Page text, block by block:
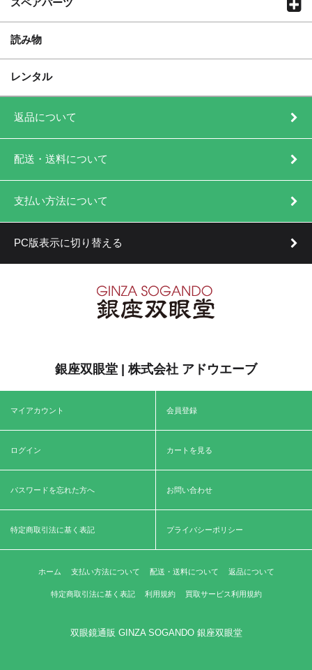
スペアパーツ
読み物
レンタル
返品について
配送・送料について
支払い方法について
PC版表示に切り替える
銀座双眼堂 | 株式会社 アドウエーブ
マイアカウント 会員登録
ログイン カートを見る
パスワードを忘れた方へ お問い合わせ
特定商取引法に基く表記 プライバシーポリシー
ホーム 支払い方法について 配送・送料について 返品について
特定商取引法に基く表記 利用規約 買取サービス利用規約
双眼鏡通販 GINZA SOGANDO 銀座双眼堂